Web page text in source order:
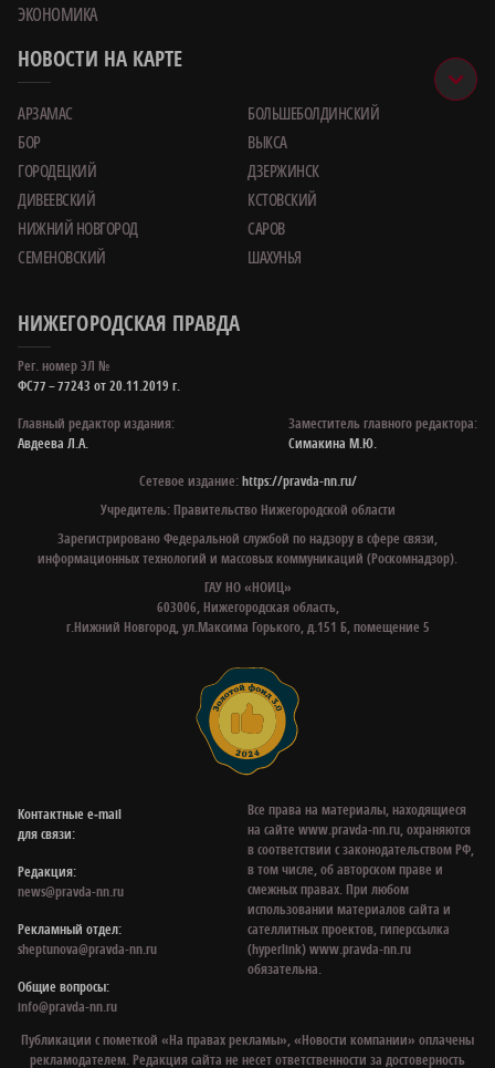
ЭКОНОМИКА
НОВОСТИ НА КАРТЕ
АРЗАМАС
БОЛЬШЕБОЛДИНСКИЙ
БОР
ВЫКСА
ГОРОДЕЦКИЙ
ДЗЕРЖИНСК
ДИВЕЕВСКИЙ
КСТОВСКИЙ
НИЖНИЙ НОВГОРОД
САРОВ
СЕМЕНОВСКИЙ
ШАХУНЬЯ
НИЖЕГОРОДСКАЯ ПРАВДА
Рег. номер ЭЛ №
ФС77 – 77243 от 20.11.2019 г.
Главный редактор издания:
Авдеева Л.А.
Заместитель главного редактора:
Симакина М.Ю.
Сетевое издание:https://pravda-nn.ru/
Учредитель: Правительство Нижегородской области
Зарегистрировано Федеральной службой по надзору в сфере связи,
информационных технологий и массовых коммуникаций (Роскомнадзор).
ГАУ НО «НОИЦ»
603006, Нижегородская область,
г.Нижний Новгород, ул.Максима Горького, д.151 Б, помещение 5
Контактные e‑mail
для связи:
Редакция:
news@pravda-nn.ru
Рекламный отдел:
sheptunova@pravda-nn.ru
Общие вопросы:
info@pravda-nn.ru
Все права на материалы, находящиеся
на сайте www.pravda-nn.ru, охраняются
в соответствии с законодательством РФ,
в том числе, об авторском праве и
смежных правах. При любом
использовании материалов сайта и
сателлитных проектов, гиперссылка
(hyperlink) www.pravda-nn.ru
обязательна.
Публикации с пометкой «На правах рекламы», «Новости компании» оплачены
рекламодателем. Редакция сайта не несет ответственности за достоверность